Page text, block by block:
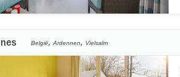
België,Ardennen, Vielsalm